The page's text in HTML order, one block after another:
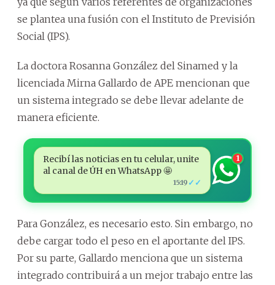
se plantea una fusión con el Instituto de Previsión
Social (IPS).
La doctora Rosanna González del Sinamed y la
licenciada Mirna Gallardo de APE mencionan que
un sistema integrado se debe llevar adelante de
manera eficiente.
Recibí las noticias en tu celular, unite
al canal de ÚH en WhatsApp 🤩
15:19 ✓✓
1
Para González, es necesario esto. Sin embargo, no
debe cargar todo el peso en el aportante del IPS.
Por su parte, Gallardo menciona que un sistema
integrado contribuirá a un mejor trabajo entre las